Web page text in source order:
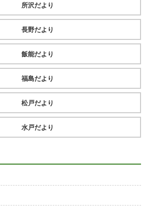
所沢だより
長野だより
飯能だより
福島だより
松戸だより
水戸だより